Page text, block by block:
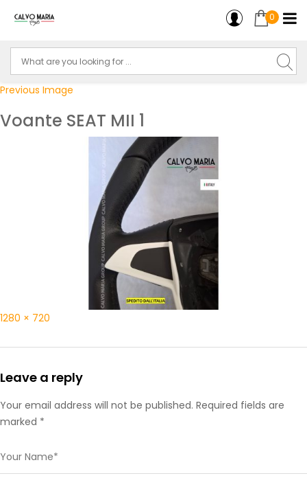
0
Previous Image
Voante SEAT MII 1
1280 × 720
Leave a reply
Your email address will not be published. Required fields are
marked *